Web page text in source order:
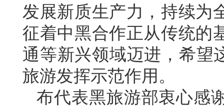
发展新质生产力，持续为
征着中黑合作正从传统的
通等新兴领域迈进，希望
旅游发挥示范作用。
布代表黑旅游部衷心感